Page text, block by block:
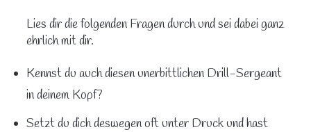
Lies dir die folgenden Fragen durch und sei dabei ganz
ehrlich mit dir.
Kennst du auch diesen unerbittlichen Drill-Sergeant
in deinem Kopf?
Setzt du dich deswegen oft unter Druck und hast